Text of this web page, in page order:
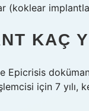
(koklear
KAÇ
Epicrisis
için 7 yılı,